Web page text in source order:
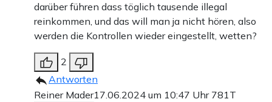
darüber führen dass töglich tausende illegal
reinkommen, und das will man ja nicht hören, also
werden die Kontrollen wieder eingestellt, wetten?
2
Antworten
Reiner Mader17.06.2024 um 10:47 Uhr 781T